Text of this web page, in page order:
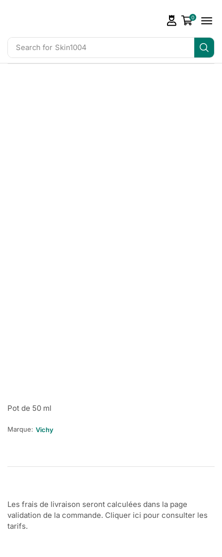
Search for Skin1004
0
Pot de 50 ml
Marque: Vichy
Les frais de livraison seront calculées dans la page
validation de la commande. Cliquer ici pour consulter les
tarifs.